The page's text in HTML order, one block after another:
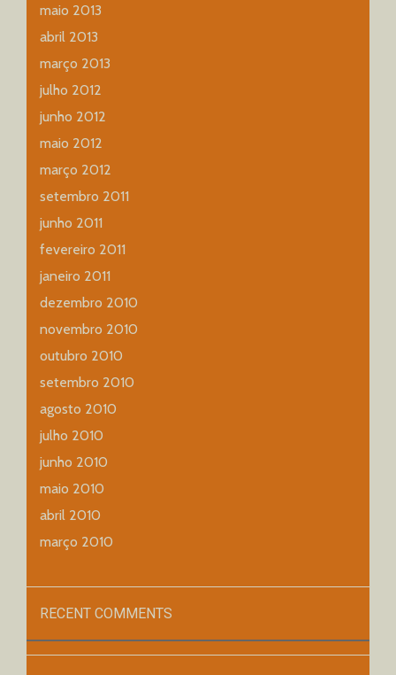
maio 2013
abril 2013
março 2013
julho 2012
junho 2012
maio 2012
março 2012
setembro 2011
junho 2011
fevereiro 2011
janeiro 2011
dezembro 2010
novembro 2010
outubro 2010
setembro 2010
agosto 2010
julho 2010
junho 2010
maio 2010
abril 2010
março 2010
RECENT COMMENTS